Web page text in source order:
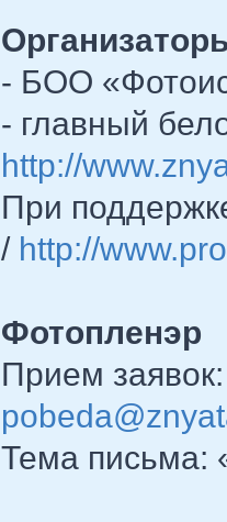
- БОО
- главный
http://
При
/ http://
Фотопленэр
Прием
Тема письма: